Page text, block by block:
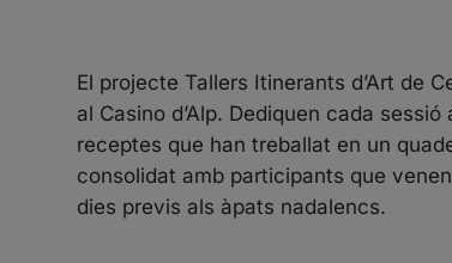
El projecte Tallers Itinerants d’Art de
al Casino d’Alp. Dediquen cada
receptes que han treballat en un
consolidat amb participants que
dies previs als àpats nadalencs.